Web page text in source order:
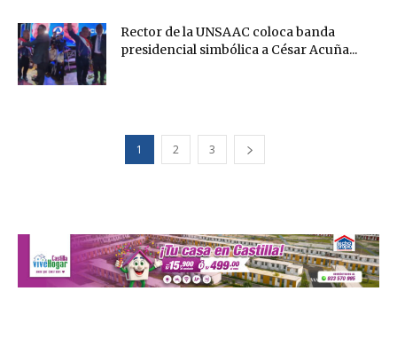
Rector de la UNSAAC coloca banda
presidencial simbólica a César Acuña...
1 2 3